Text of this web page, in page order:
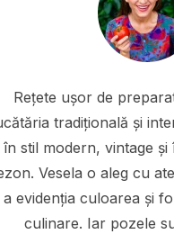
Rețete ușor de
tradițională și
în stil modern, vintage și
Vesela o aleg cu
a evidenția culoarea și
culinare. Iar pozele